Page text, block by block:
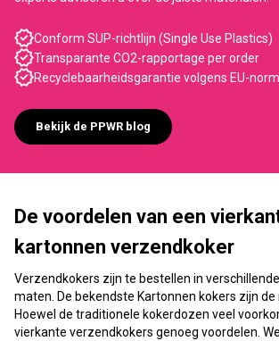
Conform SUP-richtlijn (Single Use Plastics)
Transparante CO2-rapportage per order
Recyclebaarheidsgarantie volgens EU-
Bekijk de PPWR blog
De voordelen van een
kartonnen verzendkoker
Verzendkokers zijn te bestellen in
maten. De bekendste Kartonnen kokers zijn de
Hoewel de traditionele kokerdozen veel
vierkante verzendkokers genoeg voordelen.